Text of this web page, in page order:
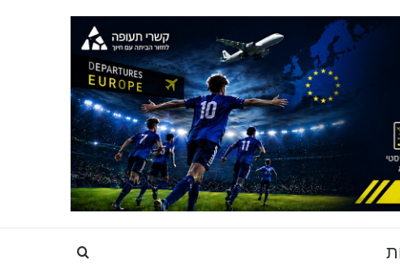
Search for